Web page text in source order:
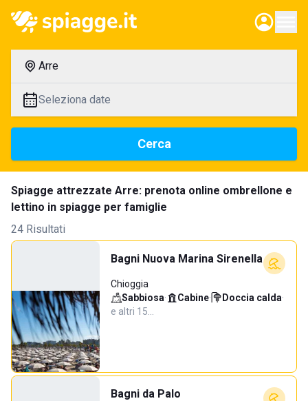
Arre
Seleziona date
Cerca
Spiagge attrezzate Arre: prenota online ombrellone e
lettino in spiagge per famiglie
24 Risultati
Bagni Nuova Marina Sirenella
Chioggia
Sabbiosa· Cabine· Doccia calda·
e altri 15…
Bagni da Palo